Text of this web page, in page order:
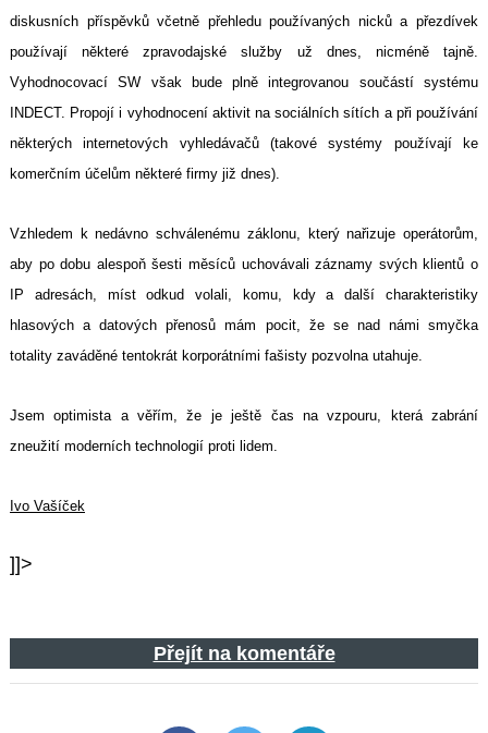
diskusních příspěvků včetně přehledu používaných nicků a přezdívek
používají některé zpravodajské služby už dnes, nicméně tajně.
Vyhodnocovací SW však bude plně integrovanou součástí systému
INDECT. Propojí i vyhodnocení aktivit na sociálních sítích a při používání
některých internetových vyhledávačů (takové systémy používají ke
komerčním účelům některé firmy již dnes).
Vzhledem k nedávno schválenému záklonu, který nařizuje operátorům,
aby po dobu alespoň šesti měsíců uchovávali záznamy svých klientů o
IP adresách, míst odkud volali, komu, kdy a další charakteristiky
hlasových a datových přenosů mám pocit, že se nad námi smyčka
totality zaváděné tentokrát korporátními fašisty pozvolna utahuje.
Jsem optimista a věřím, že je ještě čas na vzpouru, která zabrání
zneužití moderních technologií proti lidem.
Ivo Vašíček
]]>
Přejít na komentáře